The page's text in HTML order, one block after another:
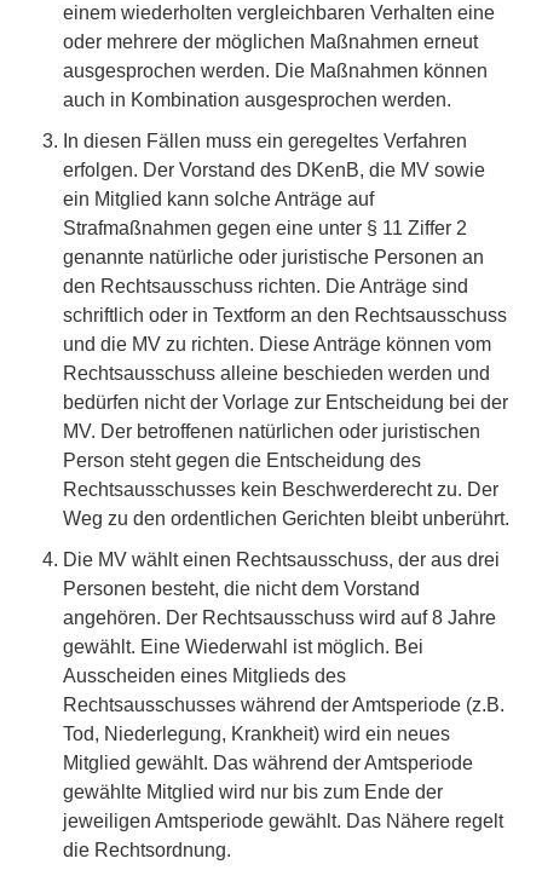
einem wiederholten vergleichbaren Verhalten eine
oder mehrere der möglichen Maßnahmen erneut
ausgesprochen werden. Die Maßnahmen können
auch in Kombination ausgesprochen werden.
In diesen Fällen muss ein geregeltes Verfahren
erfolgen. Der Vorstand des DKenB, die MV sowie
ein Mitglied kann solche Anträge auf
Strafmaßnahmen gegen eine unter § 11 Ziffer 2
genannte natürliche oder juristische Personen an
den Rechtsausschuss richten. Die Anträge sind
schriftlich oder in Textform an den Rechtsausschuss
und die MV zu richten. Diese Anträge können vom
Rechtsausschuss alleine beschieden werden und
bedürfen nicht der Vorlage zur Entscheidung bei der
MV. Der betroffenen natürlichen oder juristischen
Person steht gegen die Entscheidung des
Rechtsausschusses kein Beschwerderecht zu. Der
Weg zu den ordentlichen Gerichten bleibt unberührt.
Die MV wählt einen Rechtsausschuss, der aus drei
Personen besteht, die nicht dem Vorstand
angehören. Der Rechtsausschuss wird auf 8 Jahre
gewählt. Eine Wiederwahl ist möglich. Bei
Ausscheiden eines Mitglieds des
Rechtsausschusses während der Amtsperiode (z.B.
Tod, Niederlegung, Krankheit) wird ein neues
Mitglied gewählt. Das während der Amtsperiode
gewählte Mitglied wird nur bis zum Ende der
jeweiligen Amtsperiode gewählt. Das Nähere regelt
die Rechtsordnung.